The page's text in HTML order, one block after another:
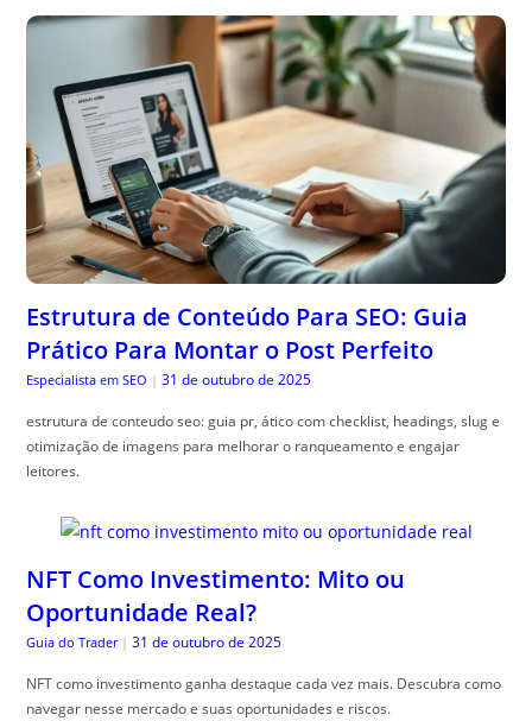
Estrutura de Conteúdo Para SEO: Guia
Prático Para Montar o Post Perfeito
Especialista em SEO | 31 de outubro de 2025
estrutura de conteudo seo: guia pr, ático com checklist, headings, slug e
otimização de imagens para melhorar o ranqueamento e engajar
leitores.
NFT Como Investimento: Mito ou
Oportunidade Real?
Guia do Trader | 31 de outubro de 2025
NFT como investimento ganha destaque cada vez mais. Descubra como
navegar nesse mercado e suas oportunidades e riscos.